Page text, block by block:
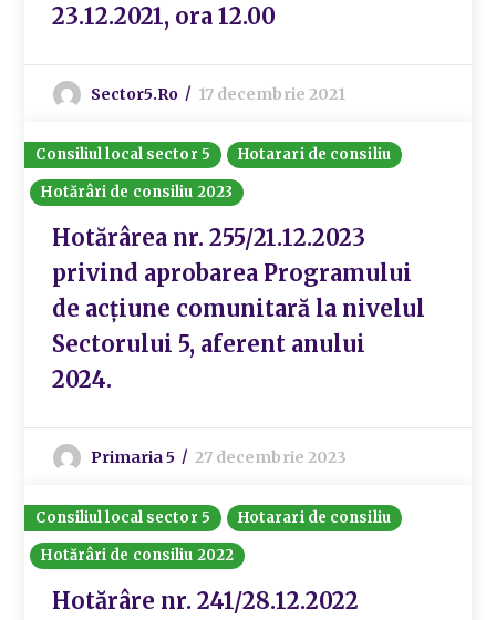
23.12.2021, ora 12.00
Sector5.ro 17 decembrie 2021
Consiliul local sector 5
Hotarari de consiliu
Hotărâri de consiliu 2023
Hotărârea nr. 255/21.12.2023
privind aprobarea Programului
de acțiune comunitară la nivelul
Sectorului 5, aferent anului
2024.
Primaria 5 27 decembrie 2023
Consiliul local sector 5
Hotarari de consiliu
Hotărâri de consiliu 2022
Hotărâre nr. 241/28.12.2022